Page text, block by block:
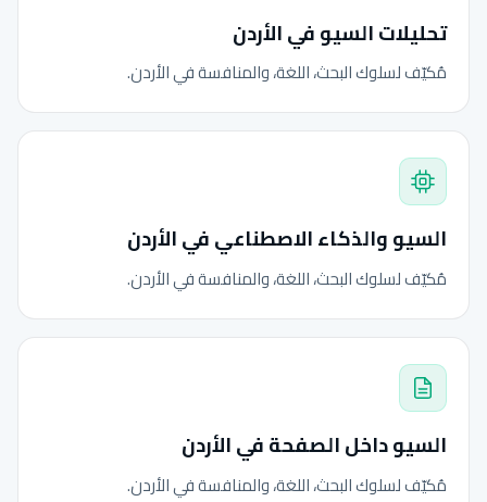
تحليلات السيو في الأردن
مُكيّف لسلوك البحث، اللغة، والمنافسة في الأردن.
السيو والذكاء الاصطناعي في الأردن
مُكيّف لسلوك البحث، اللغة، والمنافسة في الأردن.
السيو داخل الصفحة في الأردن
مُكيّف لسلوك البحث، اللغة، والمنافسة في الأردن.